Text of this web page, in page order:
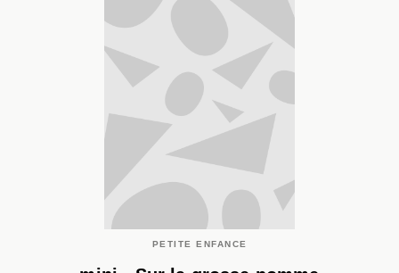
PETITE ENFANCE